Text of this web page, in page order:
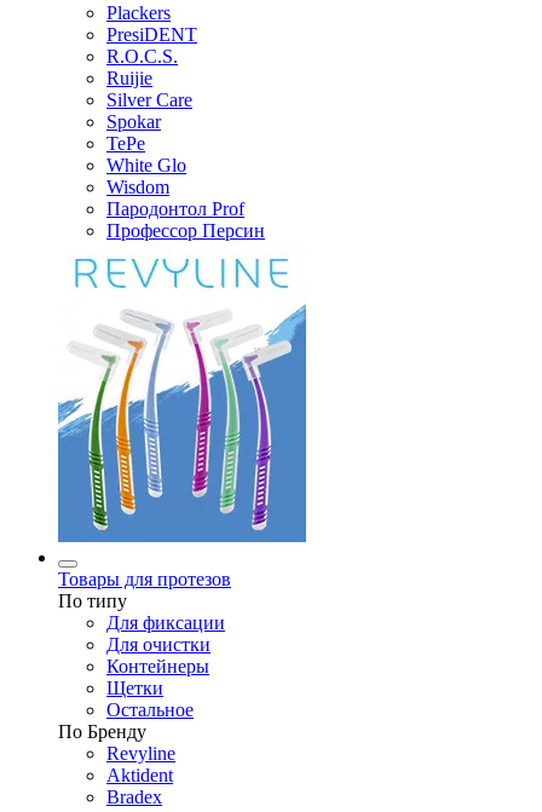
Plackers
PresiDENT
R.O.C.S.
Ruijie
Silver Care
Spokar
TePe
White Glo
Wisdom
Пародонтол Prof
Профессор Персин
Товары для протезов
По типу
Для фиксации
Для очистки
Контейнеры
Щетки
Остальное
По Бренду
Revyline
Aktident
Bradex